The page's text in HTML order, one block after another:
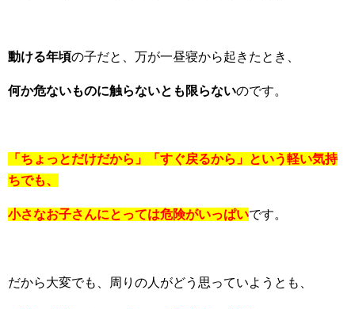
動ける年頃の子だと、万が一昼寝から起きたとき、
何か危ないものに触らないとも限らないのです。
「ちょっとだけだから」「すぐ戻るから」という軽い気持
ちでも、
小さなお子さんにとっては危険がいっぱいです。
だから大変でも、周りの人がどう思っていようとも、